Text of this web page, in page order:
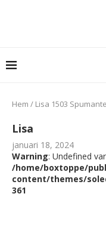
Hem / Lisa 1503 Spumante
Lisa
januari 18, 2024
Warning: Undefined
/home/boxtoppe/
content/themes/
361